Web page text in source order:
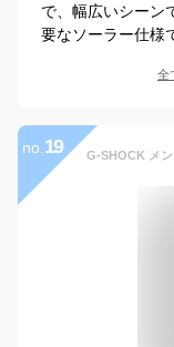
で、幅広いシーン
要なソーラー仕様
全
no. 19